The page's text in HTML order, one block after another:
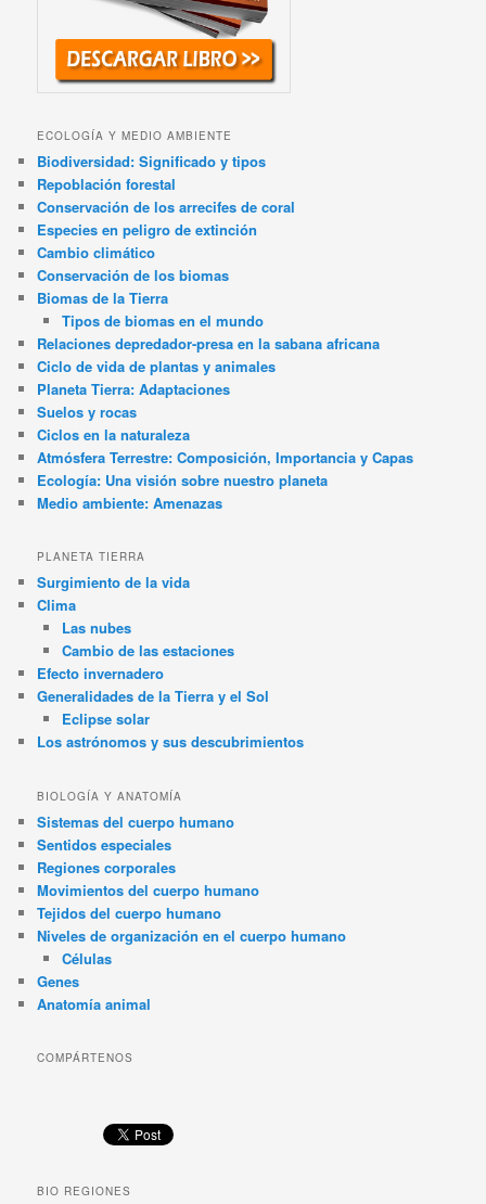
ECOLOGÍA Y MEDIO AMBIENTE
Biodiversidad: Significado y tipos
Repoblación forestal
Conservación de los arrecifes de coral
Especies en peligro de extinción
Cambio climático
Conservación de los biomas
Biomas de la Tierra
Tipos de biomas en el mundo
Relaciones depredador-presa en la sabana africana
Ciclo de vida de plantas y animales
Planeta Tierra: Adaptaciones
Suelos y rocas
Ciclos en la naturaleza
Atmósfera Terrestre: Composición, Importancia y Capas
Ecología: Una visión sobre nuestro planeta
Medio ambiente: Amenazas
PLANETA TIERRA
Surgimiento de la vida
Clima
Las nubes
Cambio de las estaciones
Efecto invernadero
Generalidades de la Tierra y el Sol
Eclipse solar
Los astrónomos y sus descubrimientos
BIOLOGÍA Y ANATOMÍA
Sistemas del cuerpo humano
Sentidos especiales
Regiones corporales
Movimientos del cuerpo humano
Tejidos del cuerpo humano
Niveles de organización en el cuerpo humano
Células
Genes
Anatomía animal
COMPÁRTENOS
BIO REGIONES